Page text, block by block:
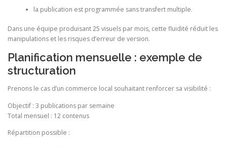
la publication est programmée sans transfert multiple.
Dans une équipe produisant 25 visuels par mois, cette fluidité réduit les
manipulations et les risques d’erreur de version.
Planification mensuelle : exemple de
structuration
Prenons le cas d’un commerce local souhaitant renforcer sa visibilité :
Objectif : 3 publications par semaine
Total mensuel : 12 contenus
Répartition possible :